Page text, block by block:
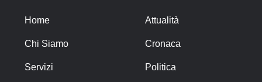
Home
Chi Siamo
Servizi
Attualità
Cronaca
Politica